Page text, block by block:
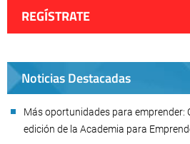
REGÍSTRATE
Noticias Destacadas
Más oportunidades para emprender:
edición de la Academia para